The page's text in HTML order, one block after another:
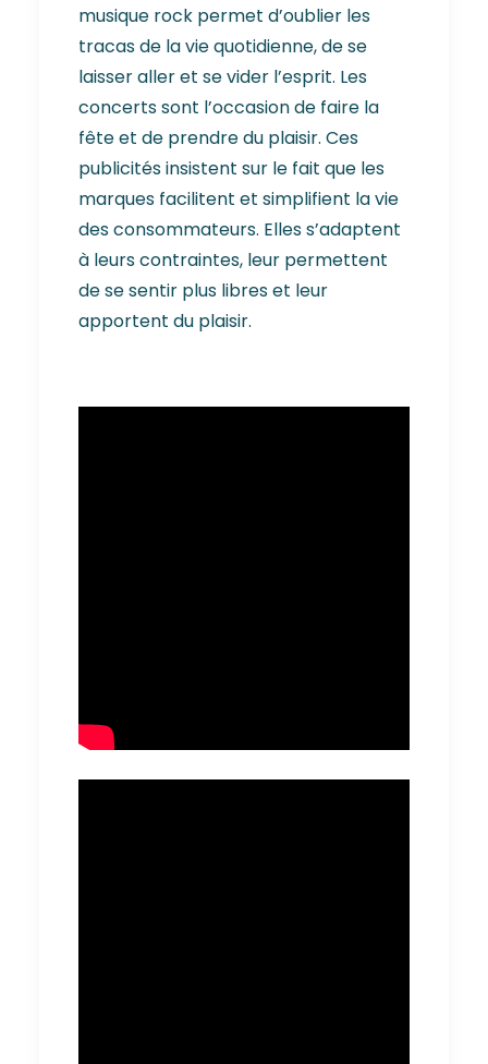
musique rock permet d’oublier les
tracas de la vie quotidienne, de se
laisser aller et se vider l’esprit. Les
concerts sont l’occasion de faire la
fête et de prendre du plaisir. Ces
publicités insistent sur le fait que les
marques facilitent et simplifient la vie
des consommateurs. Elles s’adaptent
à leurs contraintes, leur permettent
de se sentir plus libres et leur
apportent du plaisir.